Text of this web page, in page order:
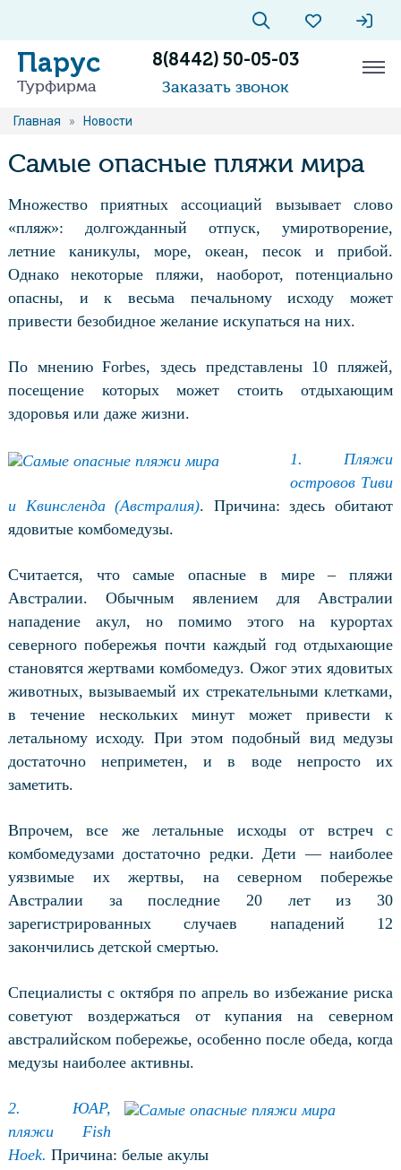
Парус
Турфирма
8(8442) 50-05-03
Заказать звонок
Главная » Новости
Самые опасные пляжи мира
Множество приятных ассоциаций вызывает слово
«пляж»: долгожданный отпуск, умиротворение,
летние каникулы, море, океан, песок и прибой.
Однако некоторые пляжи, наоборот, потенциально
опасны, и к весьма печальному исходу может
привести безобидное желание искупаться на них.
По мнению Forbes, здесь представлены 10 пляжей,
посещение которых может стоить отдыхающим
здоровья или даже жизни.
1.
Пляжи
островов Тиви
и Квинсленда (Австралия). Причина: здесь обитают
ядовитые комбомедузы.
Считается, что самые опасные в мире – пляжи
Австралии. Обычным явлением для Австралии
нападение акул, но помимо этого на курортах
северного побережья почти каждый год отдыхающие
становятся жертвами комбомедуз. Ожог этих ядовитых
животных, вызываемый их стрекательными клетками,
в течение нескольких минут может привести к
летальному исходу. При этом подобный вид медузы
достаточно неприметен, и в воде непросто их
заметить.
Впрочем, все же летальные исходы от встреч с
комбомедузами достаточно редки. Дети — наиболее
уязвимые их жертвы, на северном побережье
Австралии за последние 20 лет из 30
зарегистрированных случаев нападений 12
закончились детской смертью.
Специалисты с октября по апрель во избежание риска
советуют воздержаться от купания на северном
австралийском побережье, особенно после обеда, когда
медузы наиболее активны.
2. ЮАР,
пляжи Fish
Hoek. Причина: белые акулы